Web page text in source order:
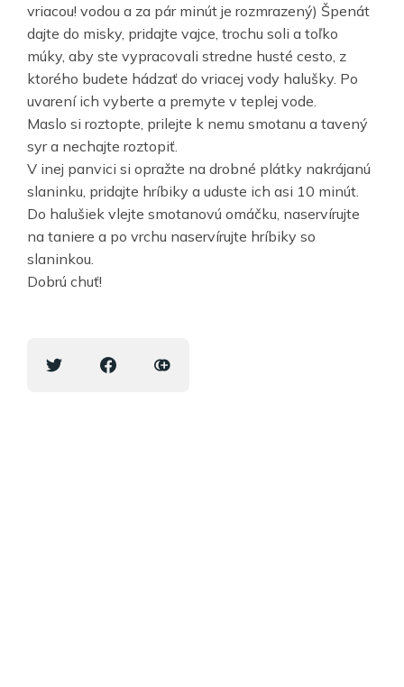
vriacou! vodou a za pár minút je rozmrazený) Špenát
dajte do misky, pridajte vajce, trochu soli a toľko
múky, aby ste vypracovali stredne husté cesto, z
ktorého budete hádzať do vriacej vody halušky. Po
uvarení ich vyberte a premyte v teplej vode.
Maslo si roztopte, prilejte k nemu smotanu a tavený
syr a nechajte roztopiť.
V inej panvici si opražte na drobné plátky nakrájanú
slaninku, pridajte hríbiky a uduste ich asi 10 minút.
Do halušiek vlejte smotanovú omáčku, naservírujte
na taniere a po vrchu naservírujte hríbiky so
slaninkou.
Dobrú chuť!